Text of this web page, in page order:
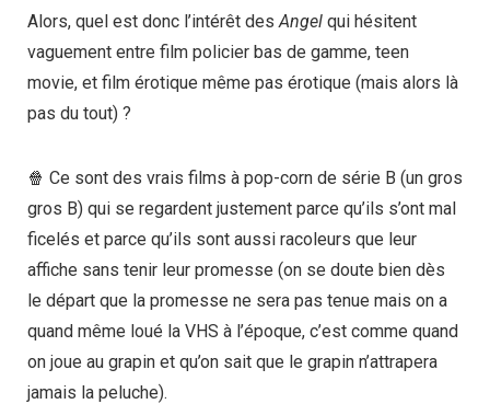
Alors, quel est donc l’intérêt desAngel qui hésitent
vaguement entre film policier bas de gamme, teen
movie, et film érotique même pas érotique (mais alors là
pas du tout) ?
🍿 Ce sont des vrais films à pop-corn de série B (un gros
gros B) qui se regardent justement parce qu’ils s’ont mal
ficelés et parce qu’ils sont aussi racoleurs que leur
affiche sans tenir leur promesse (on se doute bien dès
le départ que la promesse ne sera pas tenue mais on a
quand même loué la VHS à l’époque, c’est comme quand
on joue au grapin et qu’on sait que le grapin n’attrapera
jamais la peluche).